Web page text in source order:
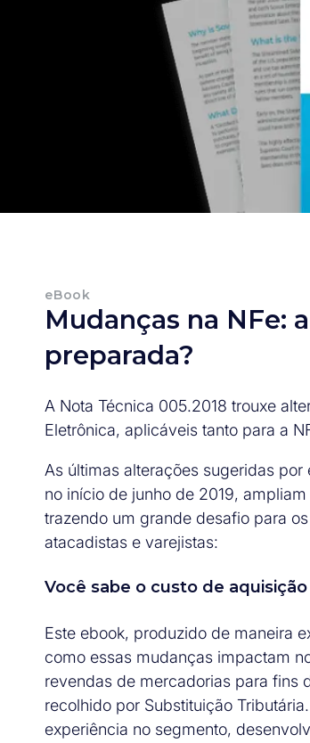
eBook
Mudanças na NFe:
preparada?
A Nota Técnica 005.2018 trouxe
Eletrônica, aplicáveis tanto para a
As últimas alterações sugeridas
no início de junho de 2019,
trazendo um grande desafio para
atacadistas e varejistas:
Você sabe o custo de
Este ebook, produzido de maneira
como essas mudanças impactam
revendas de mercadorias para fins
recolhido por Substituição
experiência no segmento,